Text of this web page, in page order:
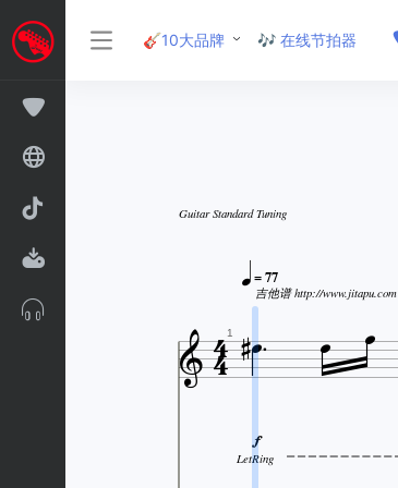
🎸10大品牌 🎶 在线节拍器
Guitar Standard Tuning
= 77
吉他谱 http://www.jitapu.com

1   

LetRing